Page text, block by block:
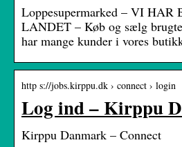
Loppesupermarked – VI
LANDET – Køb og sælg
har mange kunder i vores
http s://jobs.kirppu.dk › connect › login
Log ind – Kirppu
Kirppu Danmark – Connect